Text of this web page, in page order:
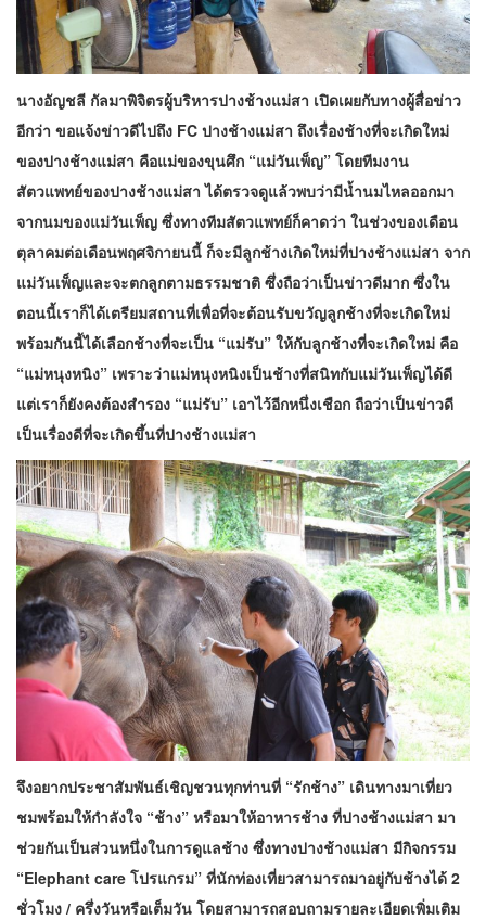
นาง​อัญชลี​ กัลมา​พิจิตร​ผู้บริหาร​ปาง​ช้าง​แม่สา​ เปิดเผยกับทางผู้​สื่อข่าว
อีกว่า ขอแจ้งข่าวดีไปถึง FC ปางช้างแม่สา ถึงเรื่องช้างที่จะเกิดใหม่
ของปางช้างแม่สา คือแม่ของขุนศึก “แม่วันเพ็ญ” โดยทีมงาน
สัตวแพทย์ของปางช้างแม่สา ได้ตรวจดูแล้วพบว่ามีน้ำนมไหลออกมา
จากนมของแม่วันเพ็ญ​ ซึ่งทางทีมสัตวแพทย์ก็คาดว่า ในช่วงของเดือน
ตุลาคมต่อเดือนพฤศจิกายนนี้ ก็จะมีลูกช้างเกิดใหม่ที่ปางช้างแม่สา จาก
แม่วันเพ็ญ​และจะตกลูกตามธรรมชาติ ซึ่งถือว่าเป็นข่าวดีมาก ซึ่งใน
ตอนนี้เราก็ได้เตรียมสถานที่เพื่อที่จะต้อนรับขวัญลูกช้างที่จะเกิดใหม่
พร้อมกันนี้ได้เลือกช้างที่จะเป็น “แม่รับ” ให้กับลูกช้างที่จะเกิดใหม่ คือ
“แม่หนุงหนิง” เพราะว่าแม่หนุงหนิงเป็นช้างที่สนิทกับแม่วันเพ็ญได้ดี
แต่เราก็ยังคงต้องสำรอง “แม่รับ” เอาไว้อีกหนึ่งเชือก ถือว่าเป็นข่าวดี
เป็นเรื่องดีที่จะเกิดขึ้นที่ปางช้างแม่สา
จึงอยากประชาสัมพันธ์​เชิญชวนทุกท่านที่ “รักช้าง” เดินทางมาเที่ยว
ชมพร้อมให้กำลังใจ “ช้าง” หรือมาให้อาหารช้าง ที่ปางช้างแม่สา มา
ช่วยกันเป็นส่วนหนึ่งในการดูแลช้าง ซึ่งทางปางช้างแม่สา มีกิจกรรม
“Elephant care โปรแกรม” ที่นักท่องเที่ยวสามารถมาอยู่กับช้างได้ 2
ชั่วโมง / ครึ่งวันหรือเต็มวัน โดยสามารถสอบถามรายละเอียดเพิ่มเติม